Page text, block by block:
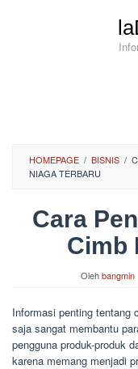
HOMEPAGE / BISNIS /
NIAGA TERBARU
Cara
Cimb
Olehbangmin
Informasi penting tentang
saja sangat membantu
pengguna produk-produk
karena memang menjadi